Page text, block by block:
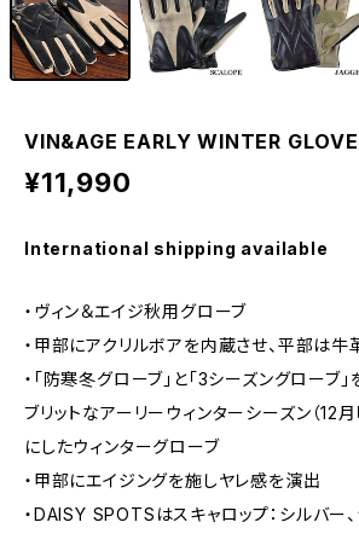
VIN&AGE EARLY WINTER GLOVE
¥11,990
International shipping available
・ヴィン＆エイジ秋用グローブ
・甲部にアクリルボアを内蔵させ、平部は牛
・「防寒冬グローブ」と「3シーズングローブ
ブリットなアーリーウィンターシーズン（12
にしたウィンターグローブ
・甲部にエイジングを施しヤレ感を演出
・DAISY SPOTSはスキャロップ：シルバー、